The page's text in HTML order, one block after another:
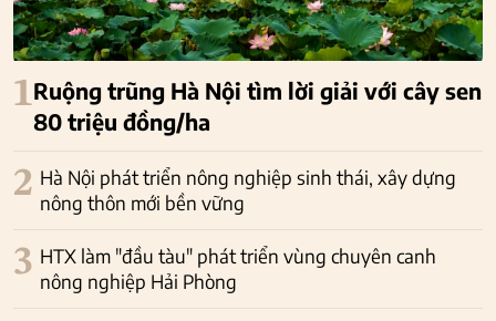
1Ruộng trũng Hà Nội tìm lời giải với cây sen
80 triệu đồng/ha
2 Hà Nội phát triển nông nghiệp sinh thái, xây dựng
nông thôn mới bền vững
3 HTX làm "đầu tàu" phát triển vùng chuyên canh
nông nghiệp Hải Phòng